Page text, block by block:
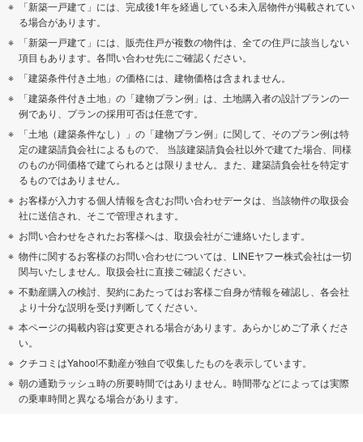
「新築一戸建て」には、完成後1年を経過している未入居物件が掲載されてい
る場合があります。
「新築一戸建て」には、販売住戸が複数の物件は、全ての住戸に該当しない
項目もあります。各問い合わせ先にご確認ください。
「建築条件付き土地」の価格には、建物価格は含まれません。
「建築条件付き土地」の「建物プラン例」は、土地購入者の設計プランの一
例であり、プランの採用可否は任意です。
「土地（建築条件なし）」の「建物プラン例」に関して、そのプラン例は特
定の建築請負会社によるもので、 当該建築請負会社以外で建てた場合、同様
のものが同価格で建てられるとは限りません。また、建築請負会社を特定す
るものではありません。
お客様が入力する個人情報を含むお問い合わせデータは、当該物件の取扱会
社に送信され、そこで管理されます。
お問い合わせをされたお客様へは、取扱会社がご連絡いたします。
物件に関するお客様のお問い合わせについては、LINEヤフー株式会社は一切
関与いたしません。取扱会社に直接ご確認ください。
不動産購入の検討、契約にあたってはお客様ご自身が情報を確認し、各会社
より十分な説明を受け判断してください。
本ページの掲載内容は変更される場合があります。あらかじめご了承くださ
い。
クチコミはYahoo!不動産が独自で収集したものを表示しています。
朝の通勤ラッシュ時の所要時間ではありません。時間帯などによっては実際
の乗車時間と異なる場合があります。